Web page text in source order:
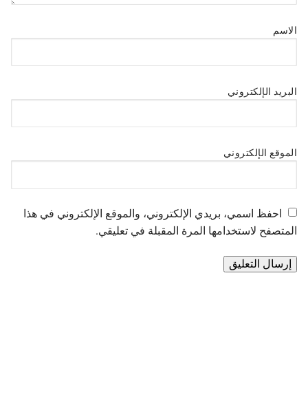
الاسم
البريد الإلكتروني
الموقع الإلكتروني
احفظ اسمي، بريدي الإلكتروني، والموقع الإلكتروني في هذا
المتصفح لاستخدامها المرة المقبلة في تعليقي.